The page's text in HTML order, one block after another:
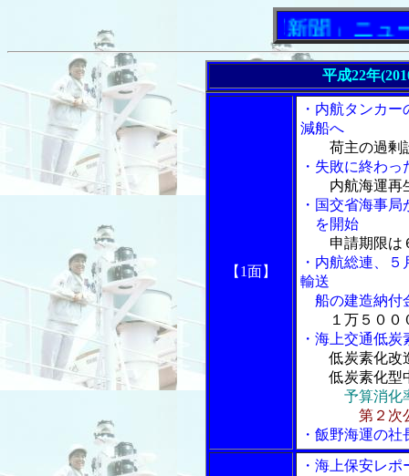
「内航海運新聞」ニューストピ
平成22年
【1面】
・内航タンカ
減船へ
荷主の過剰
・失敗に終わ
内航海運再
・国交省海事
を開始
申請期限は
・内航総連、
輸送
船の建造納付
１万５０
・海上交通低
低炭素化改
低炭素化型中
予算消化
第２次
・飯野海運の
・海上保安レ